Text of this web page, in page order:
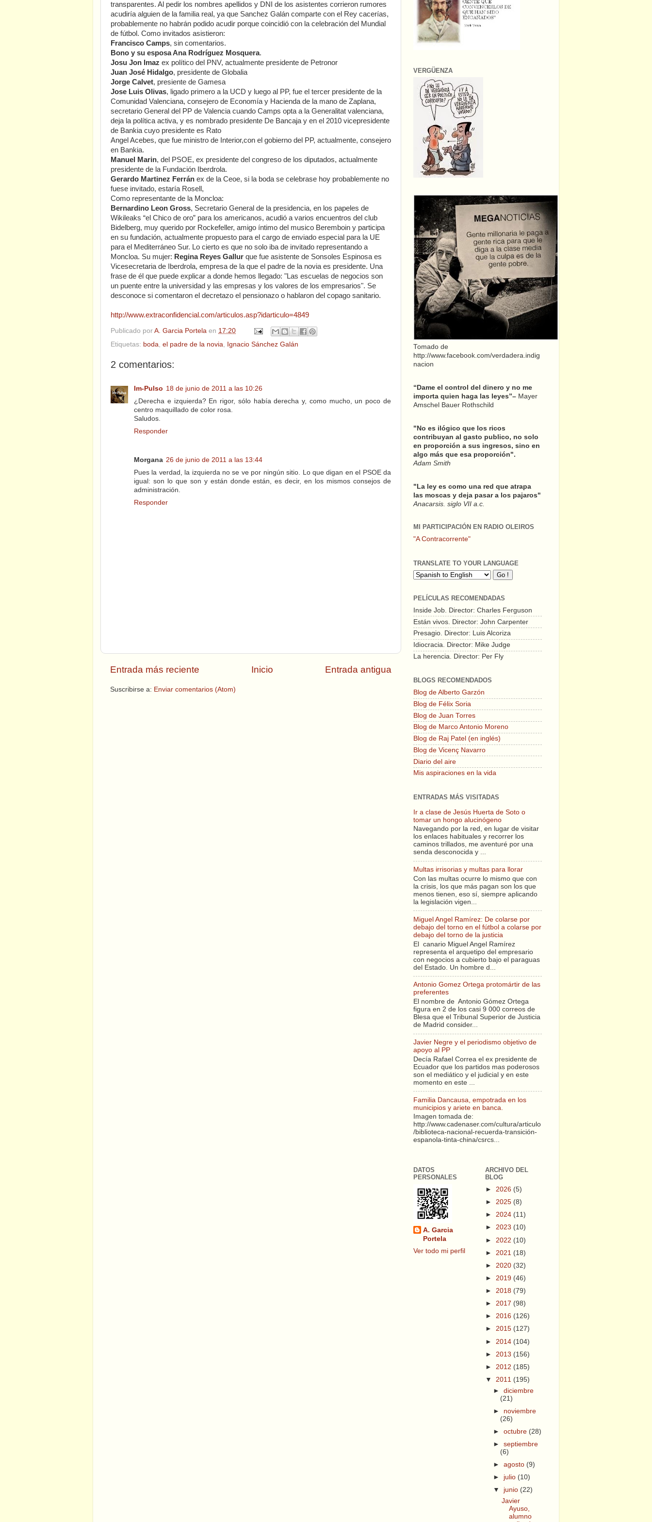
transparentes. Al pedir los nombres apellidos y DNI de los asistentes corrieron rumores
acudiría alguien de la familia real, ya que Sanchez Galán comparte con el Rey cacerías,
probablemente no habrán podido acudir porque coincidió con la celebración del Mundial
de fútbol. Como invitados asistieron:
Francisco Camps, sin comentarios.
Bono y su esposa Ana Rodríguez Mosquera.
Josu Jon Imaz ex político del PNV, actualmente presidente de Petronor
Juan José Hidalgo, presidente de Globalia
Jorge Calvet, presiente de Gamesa
Jose Luis Olivas, ligado primero a la UCD y luego al PP, fue el tercer presidente de la
Comunidad Valenciana, consejero de Economía y Hacienda de la mano de Zaplana,
secretario General del PP de Valencia cuando Camps opta a la Generalitat valenciana,
deja la política activa, y es nombrado presidente De Bancaja y en el 2010 vicepresidente
de Bankia cuyo presidente es Rato
Angel Acebes, que fue ministro de Interior,con el gobierno del PP, actualmente, consejero
en Bankia.
Manuel Marin, del PSOE, ex presidente del congreso de los diputados, actualmente
presidente de la Fundación Iberdrola.
Gerardo Martinez Ferrán ex de la Ceoe, si la boda se celebrase hoy probablemente no
fuese invitado, estaría Rosell,
Como representante de la Moncloa:
Bernardino Leon Gross, Secretario General de la presidencia, en los papeles de
Wikileaks “el Chico de oro” para los americanos, acudió a varios encuentros del club
Bidelberg, muy querido por Rockefeller, amigo íntimo del musico Beremboin y participa
en su fundación, actualmente propuesto para el cargo de enviado especial para la UE
para el Mediterráneo Sur. Lo cierto es que no solo iba de invitado representando a
Moncloa. Su mujer: Regina Reyes Gallur que fue asistente de Sonsoles Espinosa es
Vicesecretaria de Iberdrola, empresa de la que el padre de la novia es presidente. Una
frase de él que puede explicar a donde hemos llegado: "Las escuelas de negocios son
un puente entre la universidad y las empresas y los valores de los empresarios". Se
desconoce si comentaron el decretazo el pensionazo o hablaron del copago sanitario.
http://www.extraconfidencial.com/articulos.asp?idarticulo=4849
Publicado por A. Garcia Portela en 17:20
Etiquetas: boda el padre de la novia Ignacio Sánchez Galán
2 comentarios:
Im-Pulso 18 de junio de 2011 a las 10:26
¿Derecha e izquierda? En rigor, sólo había derecha y, como mucho, un poco de
centro maquillado de color rosa.
Saludos.
Responder
Morgana 26 de junio de 2011 a las 13:44
Pues la verdad, la izquierda no se ve por ningún sitio. Lo que digan en el PSOE da
igual: son lo que son y están donde están, es decir, en los mismos consejos de
administración.
Responder
Entrada más reciente Entrada antigua
Inicio
Suscribirse a: Enviar comentarios (Atom)
VERGÜENZA
Tomado de
http://www.facebook.com/verdadera.indig
nacion
“Dame el control del dinero y no me
importa quien haga las leyes”– Mayer
Amschel Bauer Rothschild
"No es ilógico que los ricos
contribuyan al gasto publico, no solo
en proporción a sus ingresos, sino en
algo más que esa proporción".
Adam Smith
"La ley es como una red que atrapa
las moscas y deja pasar a los pajaros"
Anacarsis. siglo VII a.c.
MI PARTICIPACIÓN EN RADIO OLEIROS
"A Contracorrente"
TRANSLATE TO YOUR LANGUAGE
PELÍCULAS RECOMENDADAS
Inside Job. Director: Charles Ferguson
Están vivos. Director: John Carpenter
Presagio. Director: Luis Alcoriza
Idiocracia. Director: Mike Judge
La herencia. Director: Per Fly
BLOGS RECOMENDADOS
Blog de Alberto Garzón
Blog de Félix Soria
Blog de Juan Torres
Blog de Marco Antonio Moreno
Blog de Raj Patel (en inglés)
Blog de Vicenç Navarro
Diario del aire
Mis aspiraciones en la vida
ENTRADAS MÁS VISITADAS
Ir a clase de Jesús Huerta de Soto o
tomar un hongo alucinógeno
Navegando por la red, en lugar de visitar
los enlaces habituales y recorrer los
caminos trillados, me aventuré por una
senda desconocida y ...
Multas irrisorias y multas para llorar
Con las multas ocurre lo mismo que con
la crisis, los que más pagan son los que
menos tienen, eso sí, siempre aplicando
la legislación vigen...
Miguel Angel Ramírez: De colarse por
debajo del torno en el fútbol a colarse por
debajo del torno de la justicia
El canario Miguel Angel Ramírez
representa el arquetipo del empresario
con negocios a cubierto bajo el paraguas
del Estado. Un hombre d...
Antonio Gomez Ortega protomártir de las
preferentes
El nombre de Antonio Gómez Ortega
figura en 2 de los casi 9 000 correos de
Blesa que el Tribunal Superior de Justicia
de Madrid consider...
Javier Negre y el periodismo objetivo de
apoyo al PP
Decía Rafael Correa el ex presidente de
Ecuador que los partidos mas poderosos
son el mediático y el judicial y en este
momento en este ...
Familia Dancausa, empotrada en los
municipios y ariete en banca.
Imagen tomada de:
http://www.cadenaser.com/cultura/articulo
/biblioteca-nacional-recuerda-transición-
espanola-tinta-china/csrcs...
DATOS
PERSONALES
A. Garcia
Portela
Ver todo mi perfil
ARCHIVO DEL
BLOG
► 2026 (5)
► 2025 (8)
► 2024 (11)
► 2023 (10)
► 2022 (10)
► 2021 (18)
► 2020 (32)
► 2019 (46)
► 2018 (79)
► 2017 (98)
► 2016 (126)
► 2015 (127)
► 2014 (104)
► 2013 (156)
► 2012 (185)
▼ 2011 (195)
►diciembre
(21)
► noviembre
(26)
►octubre (28)
►septiembre
(6)
►agosto (9)
► julio (10)
▼ junio (22)
Javier
Ayuso,
alumno